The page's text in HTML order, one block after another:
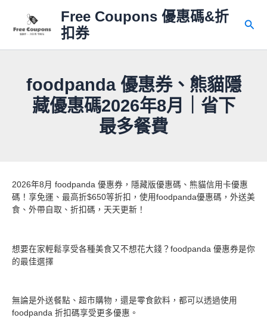
Free Coupons 優惠碼&折
扣券
搜
foodpanda 優惠券、熊貓隱
藏優惠碼2026年8月｜省下
最多餐費
2026年8月 foodpanda 優惠券，隱藏版優惠碼、熊貓信用卡優惠
碼！享免運、最高折$650等折扣，使用foodpanda優惠碼，外送美
食、外帶自取、折扣碼，天天更新！
想要在家輕鬆享受各種美食又不想花大錢？foodpanda 優惠券是你
的最佳選擇
無論是外送餐點、超市購物，還是零食飲料，都可以透過使用
foodpanda 折扣碼享受更多優惠。